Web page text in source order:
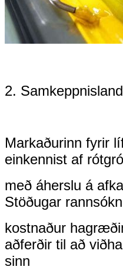
2.
Markaðurinn fyrir
einkennist af
með áherslu á
Stöðugar
kostnaður
aðferðir til að
sinn